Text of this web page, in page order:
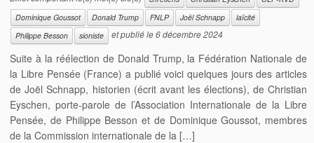
Dominique Goussot
Donald Trump FNLP Joël Schnapp
laïcité
Philippe Besson
sioniste et publié le6 décembre 2024
Suite à la réélection de Donald Trump, la Fédération Nationale de
la Libre Pensée (France) a publié voici quelques jours des articles
de Joël Schnapp, historien (écrit avant les élections), de Christian
Eyschen, porte-parole de l’Association Internationale de la Libre
Pensée, de Philippe Besson et de Dominique Goussot, membres
de la Commission internationale de la […]